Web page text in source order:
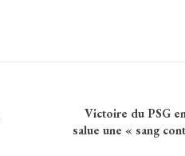
Victoire du PSG
salue une « sang